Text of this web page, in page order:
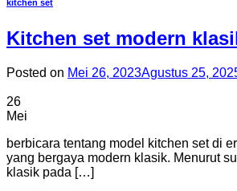
kitchen set
Kitchen set modern
Posted on Mei 26, 2023Agustus 25,
26
Mei
berbicara tentang model kitchen set di
yang bergaya modern klasik. Menurut
klasik pada […]